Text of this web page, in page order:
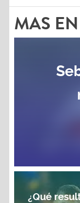
MAS
¿Qué